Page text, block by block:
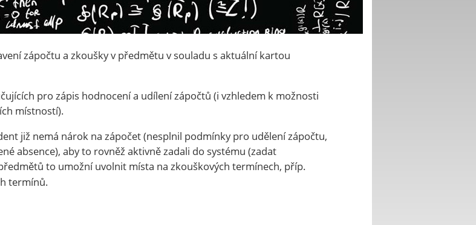
zápočtu a zkoušky v předmětu v souladu s aktuální kartou
pro zápis hodnocení a udílení zápočtů (i vzhledem k možnosti
místností).
již nemá nárok na zápočet (nesplnil podmínky pro udělení zápočtu,
absence), aby to rovněž aktivně zadali do systému (zadat
to umožní uvolnit místa na zkouškových termínech, příp.
termínů.